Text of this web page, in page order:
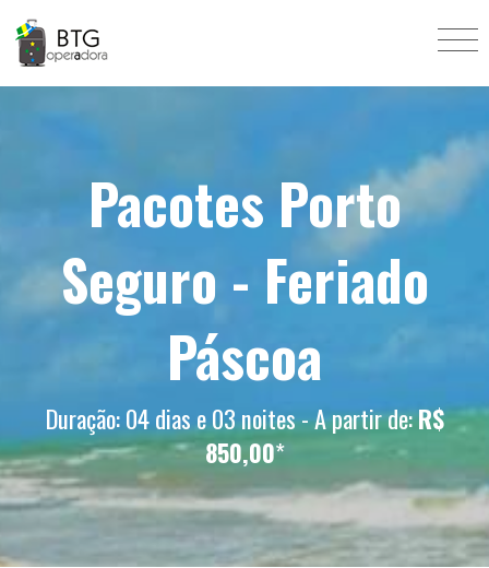
Pacotes Porto
Seguro - Feriado
Páscoa
Duração: 04 dias e 03 noites - A partir de:R$
850,00*